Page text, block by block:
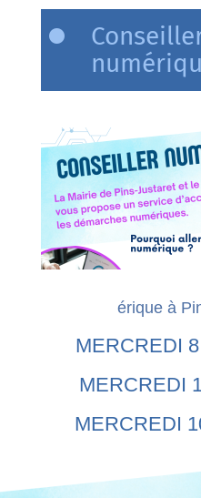
érique à
MERCREDI
MERCREDI
MERCREDI